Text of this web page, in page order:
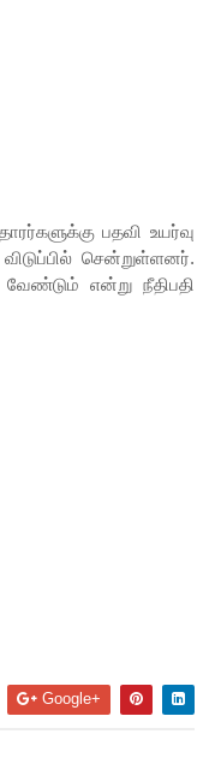
பதவி உயர்வு
சென்றுள்ளனர்.
என்று நீதிபதி
Google+